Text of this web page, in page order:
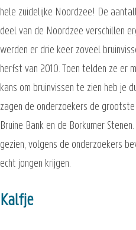
hele zuidelijke Noordzee! De
deel van de Noordzee verschillen
werden er drie keer zoveel
herfst van 2010. Toen telden ze er
kans om bruinvissen te zien heb je
zagen de onderzoekers de
Bruine Bank en de Borkumer
gezien, volgens de onderzoekers
echt jongen krijgen.
Kalfje